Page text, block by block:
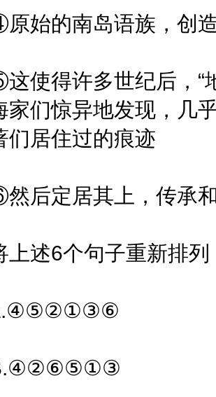
的南岛语族，创造
得许多世纪后，“地
家们惊异地发现，几
们居住过的痕迹
定居其上，传承和
6个句子重新排列